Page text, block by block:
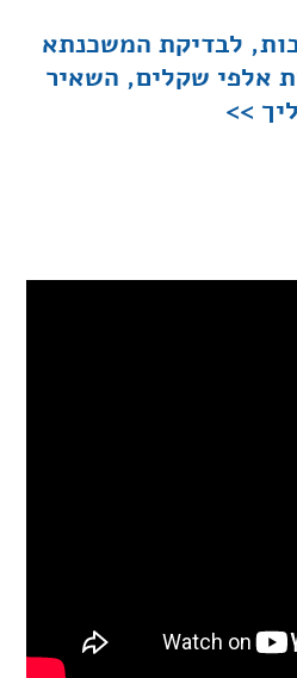
לבדיקת המשכנתא
אלפי שקלים, השאיר
>>